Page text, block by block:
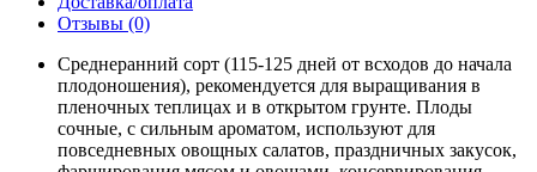
Отзывы (0)
Среднеранний сорт (115-125 дней от всходов до начала
плодоношения), рекомендуется для выращивания в
пленочных теплицах и в открытом грунте. Плоды
сочные, с сильным ароматом, используют для
повседневных овощных салатов, праздничных закусок,